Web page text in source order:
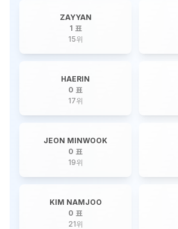
ZAYYAN
1 표
15위
HAERIN
0 표
17위
JEON MINWOOK
0 표
19위
KIM NAMJOO
0 표
21위